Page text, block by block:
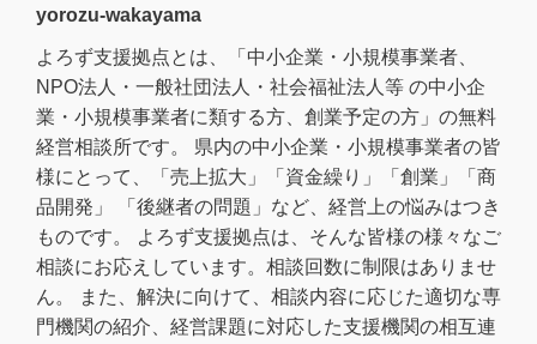
yorozu-wakayama
よろず支援拠点とは、「中小企業・小規模事業者、
NPO法人・一般社団法人・社会福祉法人等 の中小企
業・小規模事業者に類する方、創業予定の方」の無料
経営相談所です。 県内の中小企業・小規模事業者の皆
様にとって、「売上拡大」「資金繰り」「創業」「商
品開発」 「後継者の問題」など、経営上の悩みはつき
ものです。 よろず支援拠点は、そんな皆様の様々なご
相談にお応えしています。相談回数に制限はありませ
ん。 また、解決に向けて、相談内容に応じた適切な専
門機関の紹介、経営課題に対応した支援機関の相互連